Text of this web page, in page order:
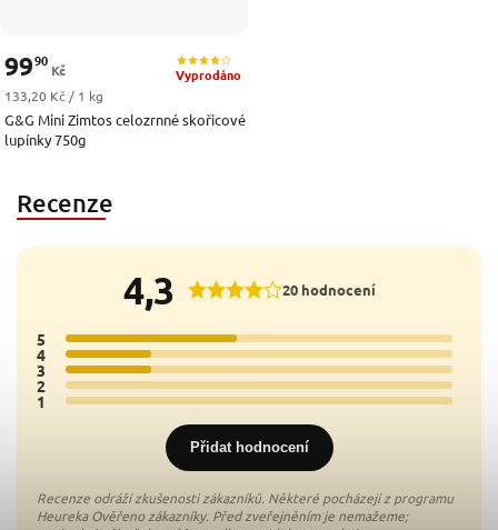
G&G Mini Zimtos celozrnné skořicové
lupínky 750g
Vyprodáno
9990
Kč
Měrná cena:
133,20 Kč / 1 kg
Recenze
4,3 20 hodnocení
5 10x
4 5x
3 5x
2 0x
1 0x
Přidat hodnocení